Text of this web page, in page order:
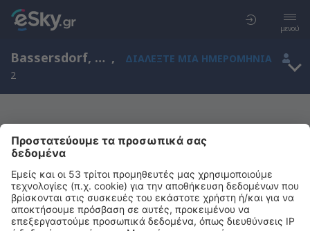
μενού
Bassersdorf, Zurich, Ελβετία ,
ΔΙΑΛΈΞΤΕ ΜΙΑ ΗΜΕΡΟΜΗΝΊΑ
2
Μας συγχωρείτε, δεν υπάρχουν
αποτελέσματα για την αναζήτησή σας